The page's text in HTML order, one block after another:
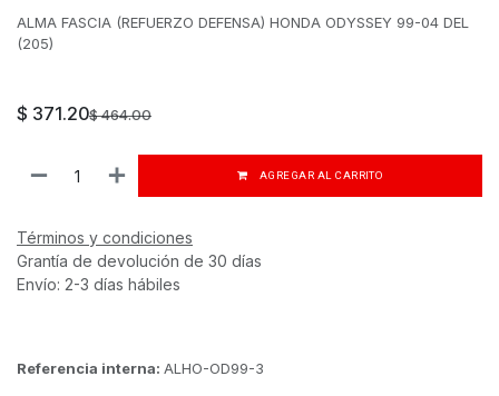
ALMA FASCIA (REFUERZO DEFENSA) HONDA ODYSSEY 99-04 DEL
(205)
$ 371.20$464.00
AGREGAR AL CARRITO
Términos y condiciones
Grantía de devolución de 30 días
Envío: 2-3 días hábiles
Referencia interna: ALHO-OD99-3